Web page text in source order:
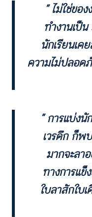
“ ไม่ใช่ขอ
ทำงานเป็
นักเรียนเค
ความไม่ปลอดภั
“ การแบ่งนั
เวรดึก ก็พ
มากจะลา
ทางการแข็
ใบลาสักใบ